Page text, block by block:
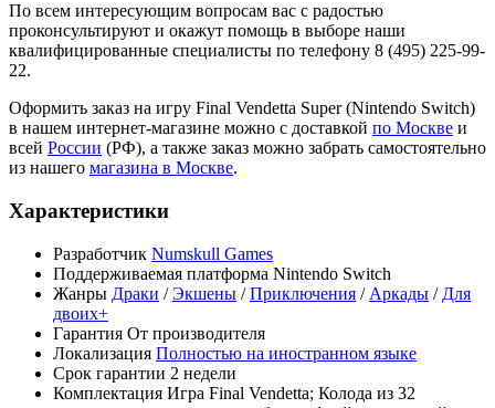
По всем интересующим вопросам вас с радостью
проконсультируют и окажут помощь в выборе наши
квалифицированные специалисты по телефону 8 (495) 225-99-
22.
Оформить заказ на игру Final Vendetta Super (Nintendo Switch)
в нашем интернет-магазине можно с доставкой по Москве и
всей России (РФ), а также заказ можно забрать самостоятельно
из нашего магазина в Москве.
Характеристики
Разработчик Numskull Games
Поддерживаемая платформа Nintendo Switch
Жанры Драки /Экшены /Приключения / Аркады / Для
двоих+
Гарантия От производителя
Локализация Полностью на иностранном языке
Срок гарантии 2 недели
Комплектация Игра Final Vendetta; Колода из 32